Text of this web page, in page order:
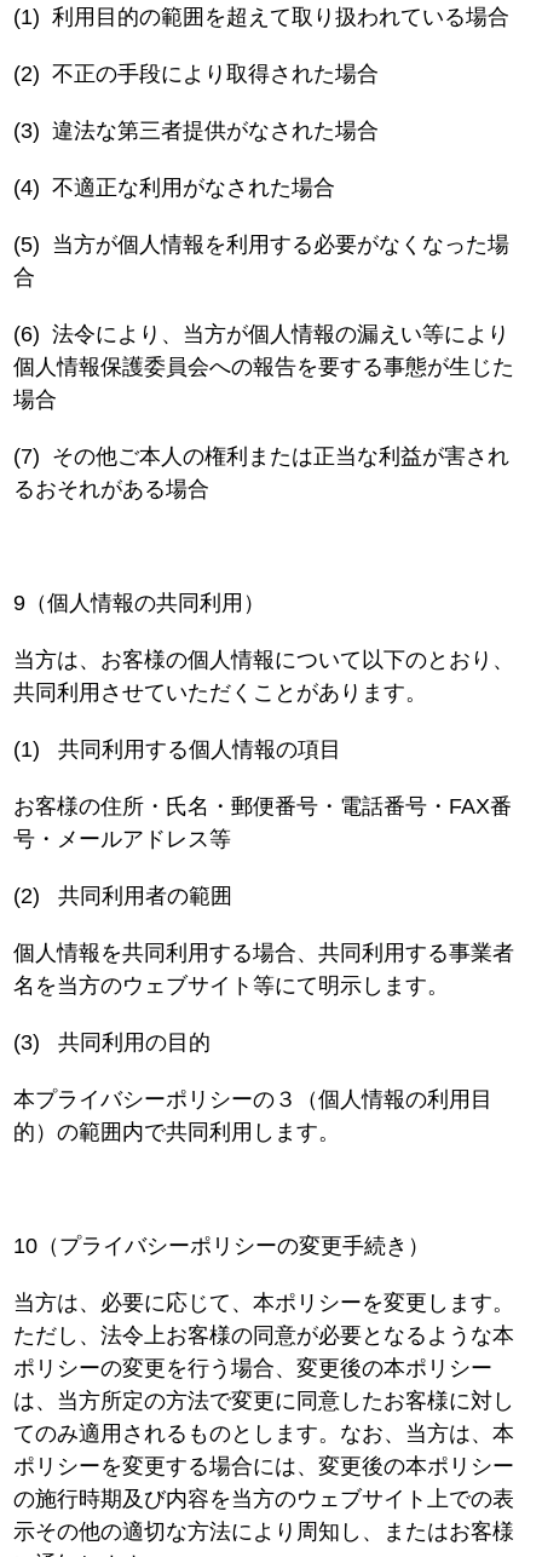
(1) 利用目的の範囲を超えて取り扱われている場合
(2) 不正の手段により取得された場合
(3) 違法な第三者提供がなされた場合
(4) 不適正な利用がなされた場合
(5) 当方が個人情報を利用する必要がなくなった場
合
(6) 法令により、当方が個人情報の漏えい等により
個人情報保護委員会への報告を要する事態が生じた
場合
(7) その他ご本人の権利または正当な利益が害され
るおそれがある場合
9（個人情報の共同利用）
当方は、お客様の個人情報について以下のとおり、
共同利用させていただくことがあります。
(1) 共同利用する個人情報の項目
お客様の住所・氏名・郵便番号・電話番号・FAX番
号・メールアドレス等
(2) 共同利用者の範囲
個人情報を共同利用する場合、共同利用する事業者
名を当方のウェブサイト等にて明示します。
(3) 共同利用の目的
本プライバシーポリシーの３（個人情報の利用目
的）の範囲内で共同利用します。
10（プライバシーポリシーの変更手続き）
当方は、必要に応じて、本ポリシーを変更します。
ただし、法令上お客様の同意が必要となるような本
ポリシーの変更を行う場合、変更後の本ポリシー
は、当方所定の方法で変更に同意したお客様に対し
てのみ適用されるものとします。なお、当方は、本
ポリシーを変更する場合には、変更後の本ポリシー
の施行時期及び内容を当方のウェブサイト上での表
示その他の適切な方法により周知し、またはお客様